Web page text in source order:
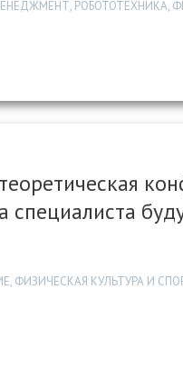
РОБОТОТЕХНИКА,
специалиста
ФИЗИЧЕСКАЯ КУЛЬТУРА И